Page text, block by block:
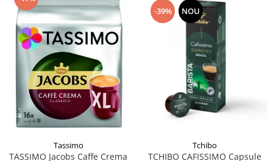
Tassimo
TASSIMO Jacobs Caffe Crema
-39% NOU
Tchibo
TCHIBO CAFISSIMO Capsule